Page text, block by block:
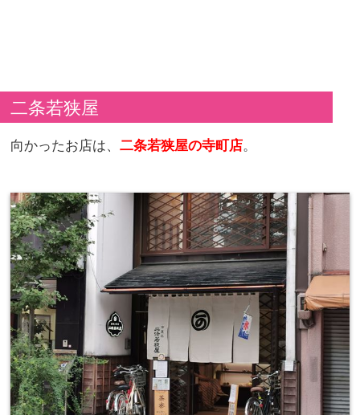
二条若狭屋
向かったお店は、二条若狭屋の寺町店。